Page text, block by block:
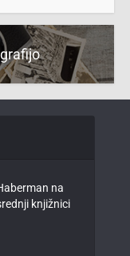
na
knjižnici